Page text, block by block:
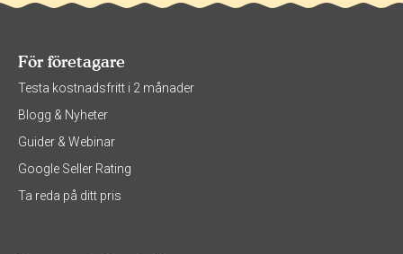
För företagare
Testa kostnadsfritt i 2 månader
Blogg & Nyheter
Guider & Webinar
Google Seller Rating
Ta reda på ditt pris